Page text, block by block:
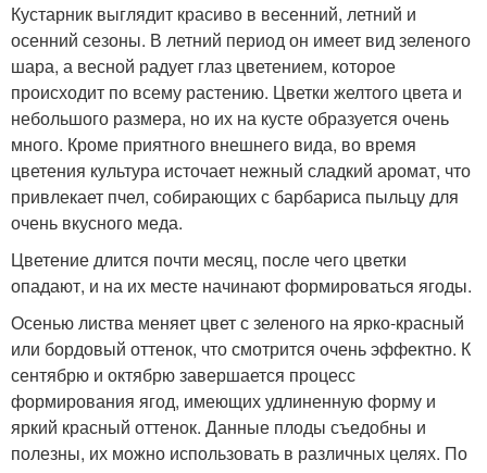
Кустарник выглядит красиво в весенний, летний и
осенний сезоны. В летний период он имеет вид зеленого
шара, а весной радует глаз цветением, которое
происходит по всему растению. Цветки желтого цвета и
небольшого размера, но их на кусте образуется очень
много. Кроме приятного внешнего вида, во время
цветения культура источает нежный сладкий аромат, что
привлекает пчел, собирающих с барбариса пыльцу для
очень вкусного меда.
Цветение длится почти месяц, после чего цветки
опадают, и на их месте начинают формироваться ягоды.
Осенью листва меняет цвет с зеленого на ярко-красный
или бордовый оттенок, что смотрится очень эффектно. К
сентябрю и октябрю завершается процесс
формирования ягод, имеющих удлиненную форму и
яркий красный оттенок. Данные плоды съедобны и
полезны, их можно использовать в различных целях. По